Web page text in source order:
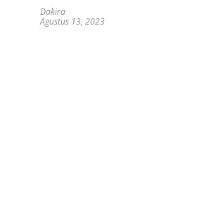
Dakira
Agustus 13, 2023